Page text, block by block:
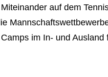
auf dem
im In- und